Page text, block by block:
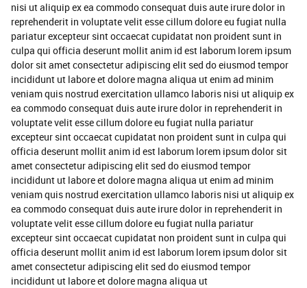
nisi ut aliquip ex ea commodo consequat duis aute irure dolor in
reprehenderit in voluptate velit esse cillum dolore eu fugiat nulla
pariatur excepteur sint occaecat cupidatat non proident sunt in
culpa qui officia deserunt mollit anim id est laborum lorem ipsum
dolor sit amet consectetur adipiscing elit sed do eiusmod tempor
incididunt ut labore et dolore magna aliqua ut enim ad minim
veniam quis nostrud exercitation ullamco laboris nisi ut aliquip ex
ea commodo consequat duis aute irure dolor in reprehenderit in
voluptate velit esse cillum dolore eu fugiat nulla pariatur
excepteur sint occaecat cupidatat non proident sunt in culpa qui
officia deserunt mollit anim id est laborum lorem ipsum dolor sit
amet consectetur adipiscing elit sed do eiusmod tempor
incididunt ut labore et dolore magna aliqua ut enim ad minim
veniam quis nostrud exercitation ullamco laboris nisi ut aliquip ex
ea commodo consequat duis aute irure dolor in reprehenderit in
voluptate velit esse cillum dolore eu fugiat nulla pariatur
excepteur sint occaecat cupidatat non proident sunt in culpa qui
officia deserunt mollit anim id est laborum lorem ipsum dolor sit
amet consectetur adipiscing elit sed do eiusmod tempor
incididunt ut labore et dolore magna aliqua ut